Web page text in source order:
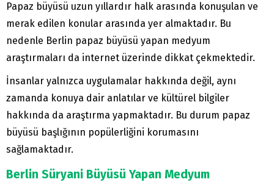
Papaz büyüsü uzun yıllardır halk arasında konuşulan ve
merak edilen konular arasında yer almaktadır. Bu
nedenle Berlin papaz büyüsü yapan medyum
araştırmaları da internet üzerinde dikkat çekmektedir.
İnsanlar yalnızca uygulamalar hakkında değil, aynı
zamanda konuya dair anlatılar ve kültürel bilgiler
hakkında da araştırma yapmaktadır. Bu durum papaz
büyüsü başlığının popülerliğini korumasını
sağlamaktadır.
Berlin Süryani Büyüsü Yapan Medyum